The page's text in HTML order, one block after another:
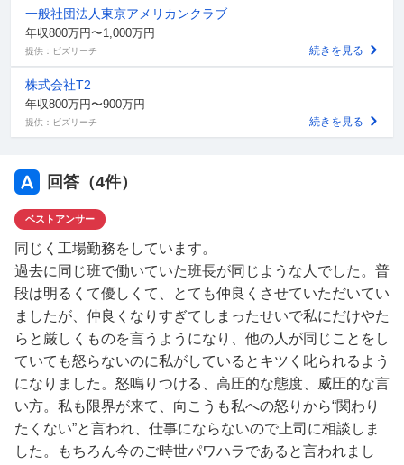
一般社団法人東京アメリカンクラブ
年収800万円〜1,000万円
提供：ビズリーチ 続きを見る
株式会社T2
年収800万円〜900万円
提供：ビズリーチ 続きを見る
回答（4件）
ベストアンサー
同じく工場勤務をしています。
過去に同じ班で働いていた班長が同じような人でした。普
段は明るくて優しくて、とても仲良くさせていただいてい
ましたが、仲良くなりすぎてしまったせいで私にだけやた
らと厳しくものを言うようになり、他の人が同じことをし
ていても怒らないのに私がしているとキツく叱られるよう
になりました。怒鳴りつける、高圧的な態度、威圧的な言
い方。私も限界が来て、向こうも私への怒りから“関わり
たくない”と言われ、仕事にならないので上司に相談しま
した。もちろん今のご時世パワハラであると言われまし